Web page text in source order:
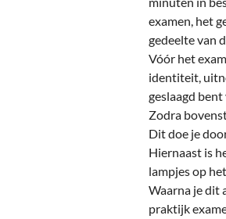
examen, het
gedeelte van
Vóór het
identiteit,
geslaagd
Zodra
Dit doe je
Hiernaast is
lampjes op
Waarna je dit
praktijk